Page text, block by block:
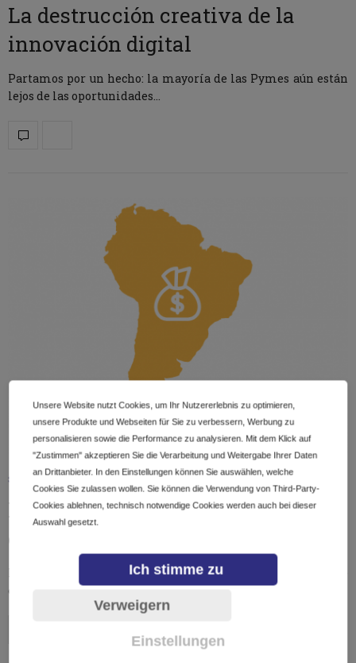
La destrucción creativa de la
innovación digital
Partamos por un hecho: la mayoría de las Pymes aún están
lejos de las oportunidades…
STARTUP 14/09/2018
La economía naranja: el lado
creativo de la industria
La economía naranja es un modelo de economía que se
enfoca en la creatividad. Debido…
Unsere Website nutzt Cookies, um Ihr Nutzererlebnis zu optimieren,
unsere Produkte und Webseiten für Sie zu verbessern, Werbung zu
personalisieren sowie die Performance zu analysieren. Mit dem Klick auf
"Zustimmen" akzeptieren Sie die Verarbeitung und Weitergabe Ihrer Daten
an Drittanbieter. In den Einstellungen können Sie auswählen, welche
Cookies Sie zulassen wollen. Sie können die Verwendung von Third-Party-
Cookies ablehnen, technisch notwendige Cookies werden auch bei dieser
Auswahl gesetzt.
Ich stimme zu
Verweigern
Einstellungen